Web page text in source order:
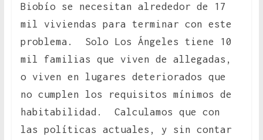
Biobío se necesitan alrededor de 17
mil viviendas para terminar con este
problema. Solo Los Ángeles tiene 10
mil familias que viven de allegadas,
o viven en lugares deteriorados que
no cumplen los requisitos mínimos de
habitabilidad. Calculamos que con
las políticas actuales, y sin contar